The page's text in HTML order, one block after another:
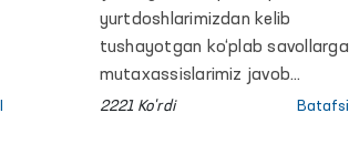
yurtdoshlarimizdan kelib
tushayotgan ko‘plab savollarga
mutaxassislarimiz javob
berishadi.
2221 Ko'rdi Batafsil